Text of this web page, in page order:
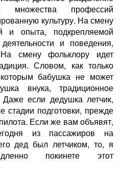
профессий
культуру. На смену
и опыта, подкрепляемой
и поведения,
смену фольклору идет
Словом, как только
бабушка не может
внука, традиционное
Даже если дедушка летчик,
стадии подготовки, прежде
Если же вам объявят,
из пассажиров на
дед был летчиком, то, я
покинете этот